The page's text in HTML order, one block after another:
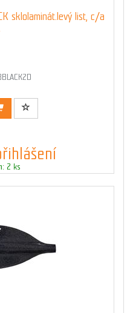
sklolaminát.levý list, c/a
2 ks